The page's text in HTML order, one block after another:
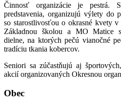
Činnosť organizácie je pestrá.
predstavenia, organizujú výlety do
so starostlivosťou o okrasné kvety
Základnou školou a MO Matice
dielne, na ktorých pečú vianočné
tradíciu tkania kobercov.
Seniori sa zúčastňujú aj
akcií organizovaných Okresnou
Obec